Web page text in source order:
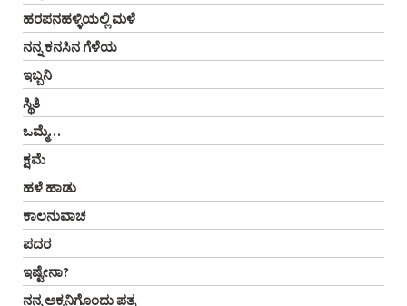
ಹರಪನಹಳ್ಳಿಯಲ್ಲಿ ಮಳೆ
ನನ್ನ ಕನಸಿನ ಗೆಳೆಯ
ಇಬ್ಬನಿ
ಸ್ಥಿತಿ
ಒಮ್ಮೆ…
ಕ್ಷಮೆ
ಹಳೆ ಹಾಡು
ಕಾಲನುವಾಚ
ಪದರ
ಇಷ್ಟೇನಾ?
ನನ್ನ ಅಕ್ಕನಿಗೊಂದು ಪತ್ರ